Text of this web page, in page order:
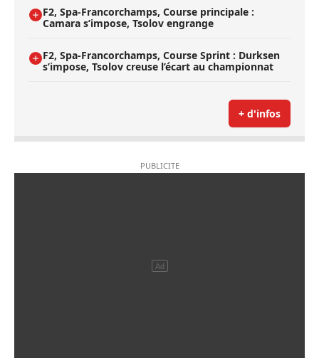
F2, Spa-Francorchamps, Course principale :
Camara s’impose, Tsolov engrange
F2, Spa-Francorchamps, Course Sprint : Durksen
s’impose, Tsolov creuse l’écart au championnat
+ d'infos